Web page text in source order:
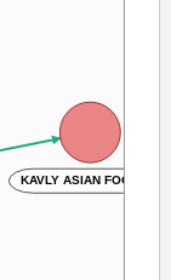
KAVLY ASIAN FOOD SL